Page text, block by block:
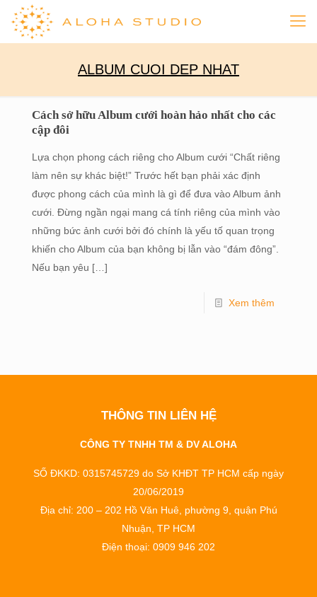
ALBUM CUOI DEP NHAT
Cách sở hữu Album cưới hoàn hảo nhất cho các
cập đôi
Lựa chọn phong cách riêng cho Album cưới “Chất riêng
làm nên sự khác biệt!” Trước hết bạn phải xác định
được phong cách của mình là gì để đưa vào Album ảnh
cưới. Đừng ngần ngại mang cá tính riêng của mình vào
những bức ảnh cưới bởi đó chính là yếu tố quan trọng
khiến cho Album của bạn không bị lẫn vào “đám đông”.
Nếu bạn yêu […]
Xem thêm
THÔNG TIN LIÊN HỆ
CÔNG TY TNHH TM & DV ALOHA
SỐ ĐKKD: 0315745729 do Sở KHĐT TP HCM cấp ngày
20/06/2019
Địa chỉ: 200 – 202 Hồ Văn Huê, phường 9, quận Phú
Nhuận, TP HCM
Điện thoại: 0909 946 202